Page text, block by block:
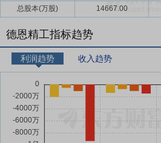
总股本(万股)
14667.00
德恩精工指标趋势
利润趋势 收入趋势